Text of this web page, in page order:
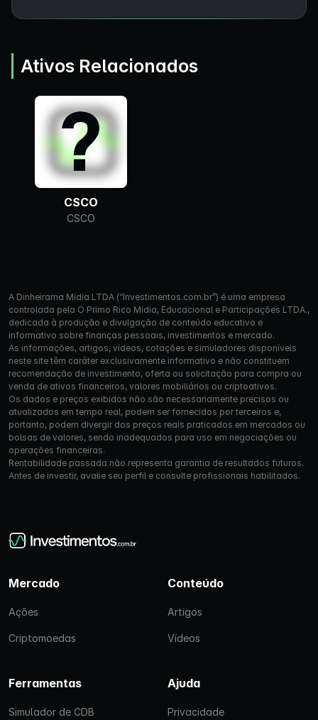
Ativos Relacionados
CSCO
CSCO
A Dinheirama Mídia LTDA (“Investimentos.com.br”) é uma empresa
controlada pela O Primo Rico Mídia, Educacional e Participações LTDA.,
dedicada à produção e divulgação de conteúdo educativo e
informativo sobre finanças pessoais, investimentos e mercado.
As informações, artigos, vídeos, cotações e simuladores disponíveis
neste site têm caráter exclusivamente informativo e não constituem
recomendação de investimento, oferta ou solicitação para compra ou
venda de ativos financeiros, valores mobiliários ou criptoativos.
Os dados e preços exibidos não são necessariamente precisos ou
atualizados em tempo real, podem ser fornecidos por terceiros e,
portanto, podem divergir dos preços reais praticados em mercados ou
bolsas de valores, sendo inadequados para uso em negociações ou
operações financeiras.
Rentabilidade passada não representa garantia de resultados futuros.
Antes de investir, avalie seu perfil e consulte profissionais habilitados.
Mercado
Ações
Criptomoedas
Conteúdo
Artigos
Vídeos
Ferramentas
Simulador de CDB
Ajuda
Privacidade